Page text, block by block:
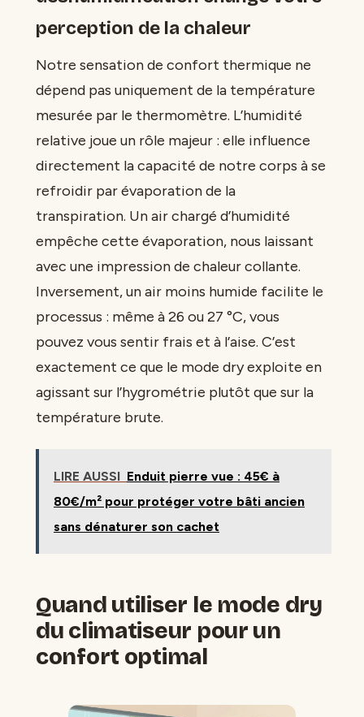
perception de la chaleur
Notre sensation de confort thermique ne
dépend pas uniquement de la température
mesurée par le thermomètre. L’humidité
relative joue un rôle majeur : elle influence
directement la capacité de notre corps à se
refroidir par évaporation de la
transpiration. Un air chargé d’humidité
empêche cette évaporation, nous laissant
avec une impression de chaleur collante.
Inversement, un air moins humide facilite le
processus : même à 26 ou 27 °C, vous
pouvez vous sentir frais et à l’aise. C’est
exactement ce que le mode dry exploite en
agissant sur l’hygrométrie plutôt que sur la
température brute.
LIRE AUSSI Enduit pierre vue : 45€ à
80€/m² pour protéger votre bâti ancien
sans dénaturer son cachet
Quand utiliser le mode dry
du climatiseur pour un
confort optimal